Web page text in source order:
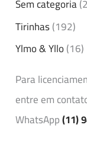
Sem categoria
Tirinhas(192)
Ylmo & Yllo(16)
Para
entre em
WhatsApp(11)